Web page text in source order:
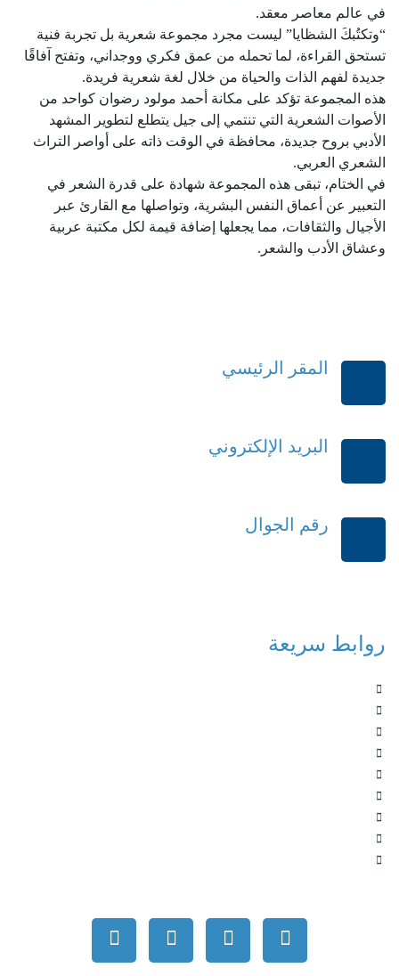
في عالم معاصر معقد.
“وتكتُبكَ الشظايا” ليست مجرد مجموعة شعرية بل تجربة فنية
تستحق القراءة، لما تحمله من عمق فكري ووجداني، وتفتح آفاقًا
جديدة لفهم الذات والحياة من خلال لغة شعرية فريدة.
هذه المجموعة تؤكد على مكانة أحمد مولود رضوان كواحد من
الأصوات الشعرية التي تنتمي إلى جيل يتطلع لتطوير المشهد
الأدبي بروح جديدة، محافظة في الوقت ذاته على أواصر التراث
الشعري العربي.
في الختام، تبقى هذه المجموعة شهادة على قدرة الشعر في
التعبير عن أعماق النفس البشرية، وتواصلها مع القارئ عبر
الأجيال والثقافات، مما يجعلها إضافة قيمة لكل مكتبة عربية
وعشاق الأدب والشعر.
المقر الرئيسي
البريد الإلكتروني
رقم الجوال
روابط سريعة